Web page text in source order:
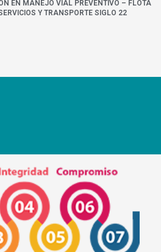
EN MANEJO VIAL PREVENTIVO – FLOTA
Y TRANSPORTE SIGLO 22